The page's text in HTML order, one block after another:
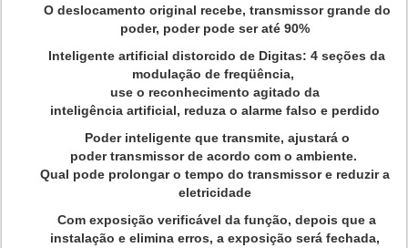
O deslocamento original recebe, transmissor grande do
poder, poder pode ser até 90%
Inteligente artificial distorcido de Digitas: 4 seções da
modulação de freqüência,
use o reconhecimento agitado da
inteligência artificial, reduza o alarme falso e perdido
Poder inteligente que transmite, ajustará o
poder transmissor de acordo com o ambiente.
Qual pode prolongar o tempo do transmissor e reduzir a
eletricidade
Com exposição verificável da função, depois que a
instalação e elimina erros, a exposição será fechada,